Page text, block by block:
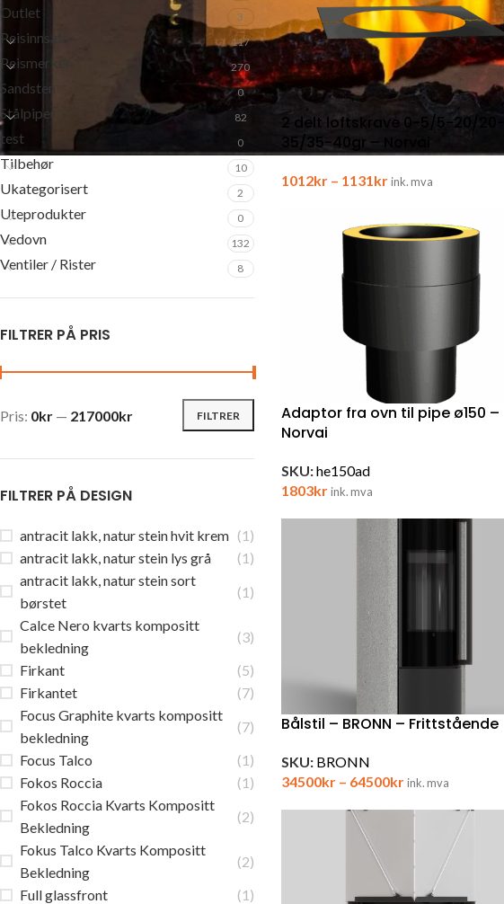
Outlet 3
Peisinnsats 117
Peismerker 270
Sandsten 0
Stålpiper 82
test 0
Tilbehør 10
Ukategorisert 2
Uteprodukter 0
Vedovn 132
Ventiler / Rister 8
FILTRER PÅ PRIS
FILTRER
Pris: 0kr — 217000kr
FILTRER PÅ DESIGN
antracit lakk, natur stein hvit krem (1)
antracit lakk, natur stein lys grå
(1)
antracit lakk, natur stein sort
børstet
(1)
Calce Nero kvarts kompositt
bekledning
(3)
Firkant
(5)
Firkantet
(7)
Focus Graphite kvarts kompositt
bekledning
(7)
Focus Talco
(1)
Fokos Roccia
(1)
Fokos Roccia Kvarts Kompositt
Bekledning
(2)
Fokus Talco Kvarts Kompositt
Bekledning
(2)
Full glassfront
(1)
2 delt loftskrave 0-5/5-20/20-
35/35-40gr – Norvai
1012kr – 1131 krink. mva
Adaptor fra ovn til pipe ø150 –
Norvai
SKU:he150ad
1803krink. mva
Bålstil – BRONN – Frittstående
SKU: BRONN
34500kr – 64500krink. mva